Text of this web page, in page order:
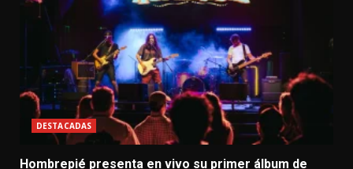
DESTACADAS
Hombrepié presenta en vivo su primer álbum de